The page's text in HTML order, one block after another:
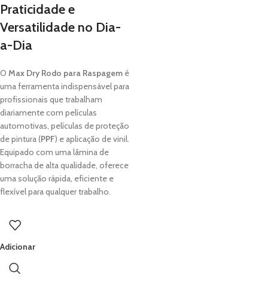
Praticidade e
Versatilidade no Dia-
a-Dia
O Max Dry Rodo para Raspagem é
uma ferramenta indispensável para
profissionais que trabalham
diariamente com películas
automotivas, películas de proteção
de pintura (PPF) e aplicação de vinil.
Equipado com uma lâmina de
borracha de alta qualidade, oferece
uma solução rápida, eficiente e
flexível para qualquer trabalho.
Adicionar